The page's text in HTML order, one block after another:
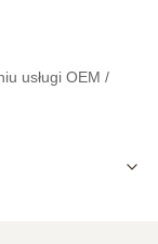
usługi OEM /